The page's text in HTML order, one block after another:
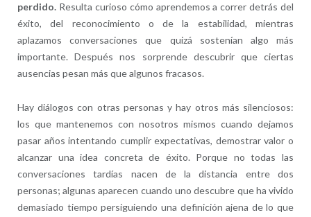
perdido.Resulta curioso cómo aprendemos a correr detrás del
éxito, del reconocimiento o de la estabilidad, mientras
aplazamos conversaciones que quizá sostenían algo más
importante. Después nos sorprende descubrir que ciertas
ausencias pesan más que algunos fracasos.
Hay diálogos con otras personas y hay otros más silenciosos:
los que mantenemos con nosotros mismos cuando dejamos
pasar años intentando cumplir expectativas, demostrar valor o
alcanzar una idea concreta de éxito. Porque no todas las
conversaciones tardías nacen de la distancia entre dos
personas; algunas aparecen cuando uno descubre que ha vivido
demasiado tiempo persiguiendo una definición ajena de lo que